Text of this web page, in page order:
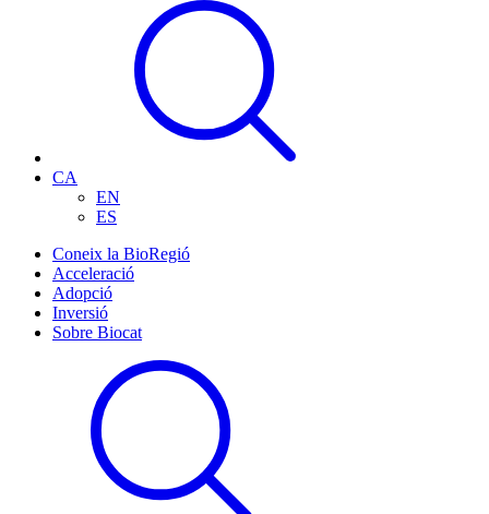
CA
EN
ES
Coneix la BioRegió
Acceleració
Adopció
Inversió
Sobre Biocat